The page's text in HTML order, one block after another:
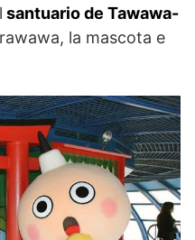
santuario de Tawawa-
la mascota e